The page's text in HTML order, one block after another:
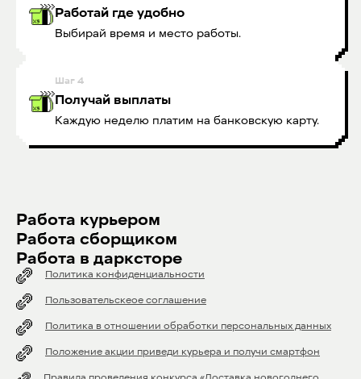
Работай где удобно
Выбирай время и место работы.
Шаг 4
Получай выплаты
Каждую неделю платим на банковскую карту.
Работа курьером
Работа сборщиком
Работа в дарксторе
Политика конфиденциальности
Пользовательскеое соглашение
Политика в отношении обработки персональных данных
Положение акции приведи курьера и получи смартфон